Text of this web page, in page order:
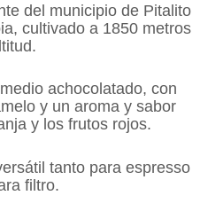
del municipio de Pitalito
cultivado a 1850 metros
achocolatado, con
y un aroma y sabor
y los frutos rojos.
tanto para espresso
filtro.